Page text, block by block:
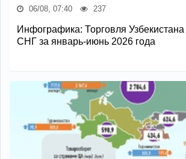
06/08, 07:40 237
Инфографика: Торговля
СНГ за январь-июнь 2026 года